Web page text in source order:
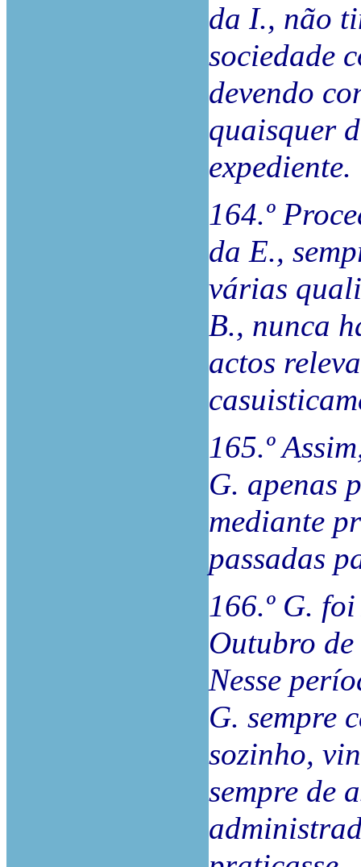
da I., não
sociedade
devendo
quaisquer
expediente.
164.º
da E.,
várias
B., nunca
actos
165.º
G. apenas
mediante
passadas
166.º G.
Outubro
Nesse
G. sempre
sozinho,
sempre de